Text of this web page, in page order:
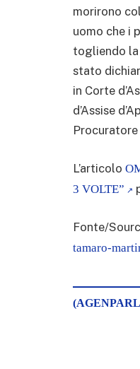
morirono
uomo che i
togliendo la
stato
in Corte
d’Assise
L’articolo
3 VOLTE”
Fonte/
tamaro-